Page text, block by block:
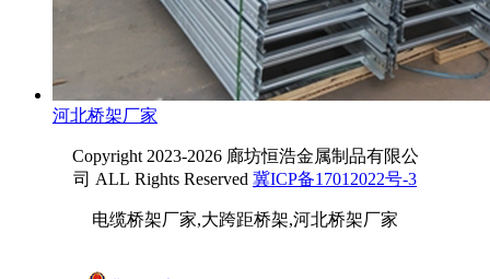
河北桥架厂家
Copyright 2023-2026 廊坊恒浩金属制品有限公
司 ALL Rights Reserved 冀ICP备17012022号-3
电缆桥架厂家,大跨距桥架,河北桥架厂家